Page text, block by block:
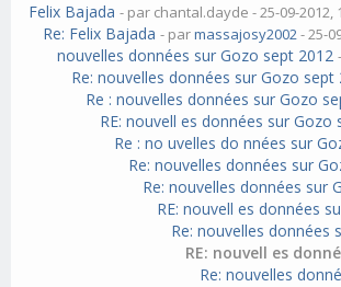
Felix Bajada - par chantal.dayde - 25-09-2012,
Re: Felix Bajada - parmassajosy2002- 25-
nouvelles données sur Gozo sept 2012
Re: nouvelles données sur Gozo sept
Re : nouvelles données sur Gozo
RE: nouvell es données sur Gozo
Re : no uvelles do nnées sur
Re: nouvelles données sur
Re: nouvelles données sur
RE: nouvell es données
Re: nouvelles données
RE: nouvell es
Re: nouvelles